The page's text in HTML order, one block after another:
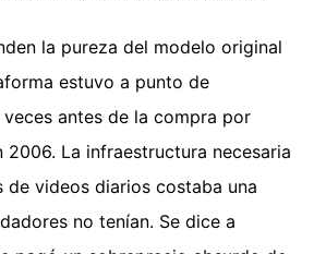
la pureza del modelo original
estuvo a punto de
antes de la compra por
2006. La infraestructura necesaria
de videos diarios costaba una
no tenían. Se dice a